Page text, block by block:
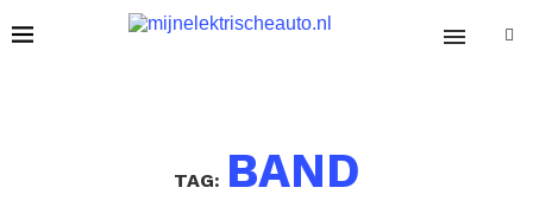
TAG: BAND